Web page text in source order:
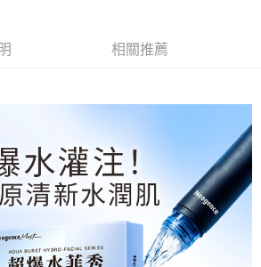
付」時，將依據個別帳號之用戶狀況，依本公司即
或使用他人資訊註冊。若發現惡意使用之情形，
含以上)免運費
相關推薦